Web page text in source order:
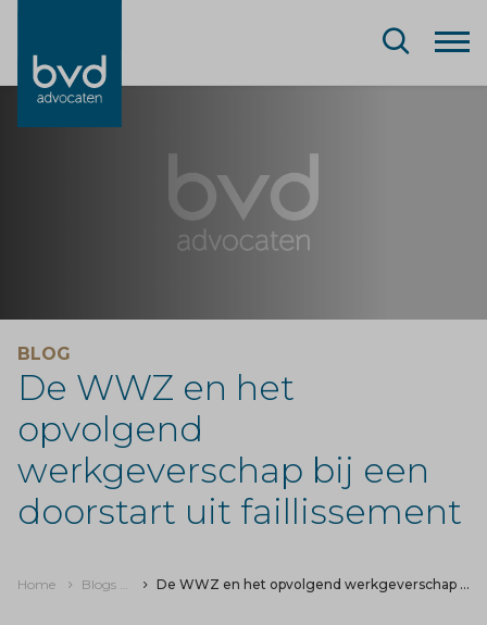
BLOG
De WWZ en het
opvolgend
werkgeverschap bij een
doorstart uit faillissement
Home De WWZ en het opvolgend werkgeverschap bij een doorstart uit faillissement